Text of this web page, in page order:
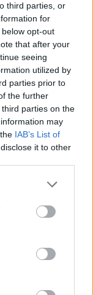
third parties, or
for
opt-out
that after your
seeing
utilized by
parties prior to
the further
parties on the
may
IAB’s List of
it to other
or more Google
may click to
party tags to
in below Google
la